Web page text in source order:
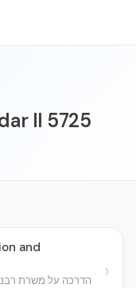
II 5725
and
הדרכה על משרת
›